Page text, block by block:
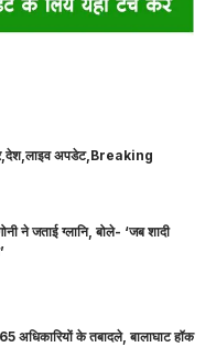
अपडेट,Breaking
ने जताई ग्लानि, बोले- ‘जब शादी
अधिकारियों के तबादले, बालाघाट हॉक